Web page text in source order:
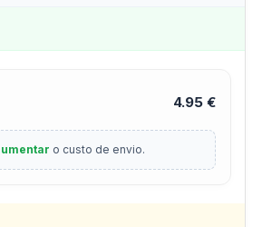
4.95 €
o custo de envio.